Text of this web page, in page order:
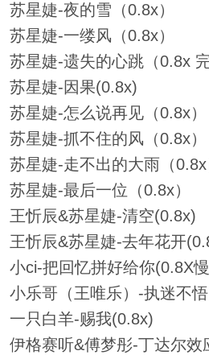
苏星婕-夜的雪（0.8x）
苏星婕-一缕风（0.8x）
苏星婕-遗失的心跳（0.8x 完
苏星婕-因果(0.8x)
苏星婕-怎么说再见（0.8x）
苏星婕-抓不住的风（0.8x）
苏星婕-走不出的大雨（0.8x
苏星婕-最后一位（0.8x）
王忻辰&苏星婕-清空(0.8x)
王忻辰&苏星婕-去年花开
小ci-把回忆拼好给你(0.8X
小乐哥（王唯乐）-执迷不
一只白羊-赐我(0.8x)
伊格赛听&傅梦彤-丁达尔效